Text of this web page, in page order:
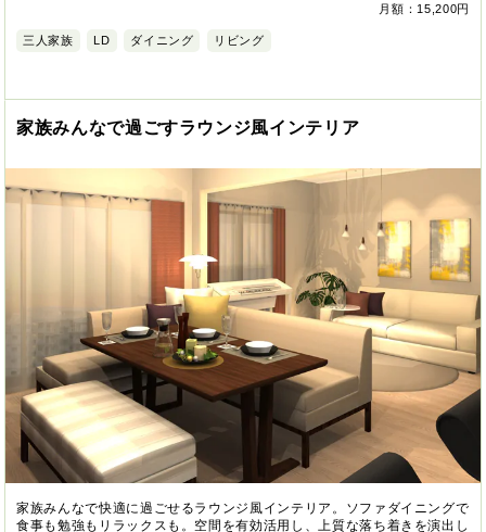
月額：15,200円
三人家族 LD ダイニング リビング
家族みんなで過ごすラウンジ風インテリア
家族みんなで快適に過ごせるラウンジ風インテリア。ソファダイニングで
食事も勉強もリラックスも。空間を有効活用し、上質な落ち着きを演出し